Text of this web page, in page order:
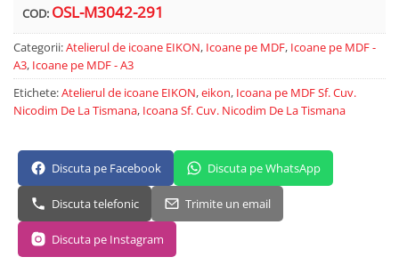
COD: OSL-M3042-291
Categorii:Atelierul de icoane EIKON, Icoane pe MDF, Icoane pe MDF -
A3, Icoane pe MDF - A3
Etichete:Atelierul de icoane EIKON,eikon, Icoana pe MDF Sf. Cuv.
Nicodim De La Tismana, Icoana Sf. Cuv. Nicodim De La Tismana
Discuta pe Facebook Discuta pe WhatsApp
Discuta telefonic Trimite un email
Discuta pe Instagram